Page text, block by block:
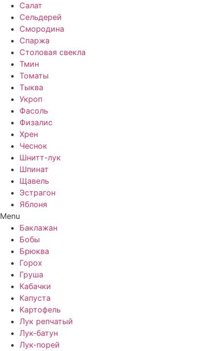
Салат
Сельдерей
Смородина
Спаржа
Столовая свекла
Тмин
Томаты
Тыква
Укроп
Фасоль
Физалис
Хрен
Чеснок
Шнитт-лук
Шпинат
Щавель
Эстрагон
Яблоня
Menu
Баклажан
Бобы
Брюква
Горох
Груша
Кабачки
Капуста
Картофель
Лук репчатый
Лук-батун
Лук-порей